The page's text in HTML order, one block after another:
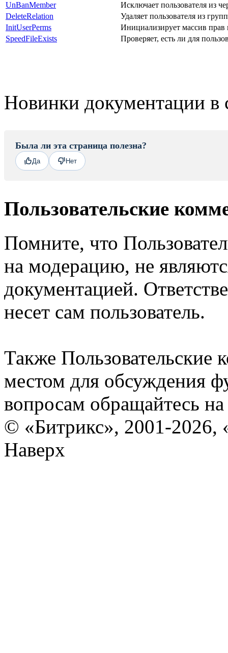
UnBanMember
Исключает пользователя из
DeleteRelation
Удаляет пользователя из
InitUserPerms
Инициализирует массив прав
SpeedFileExists
Проверяет, есть ли для
Новинки документации в
Была ли эта страница полезна?
Да Нет
Пользовательские
Помните, что
на модерацию, не
документацией.
несет сам пользователь.
Также Пользовательские
местом для обсуждения
вопросам обращайтесь
© «Битрикс», 2001-2026,
Наверх